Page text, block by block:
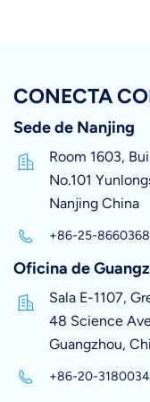
CONECTA
Sede de Nanjing
Room 1603,
No.101
Nanjing China
+86-25-
Oficina de
Sala E-1107,
48 Science
Guangzhou,
+86-20-